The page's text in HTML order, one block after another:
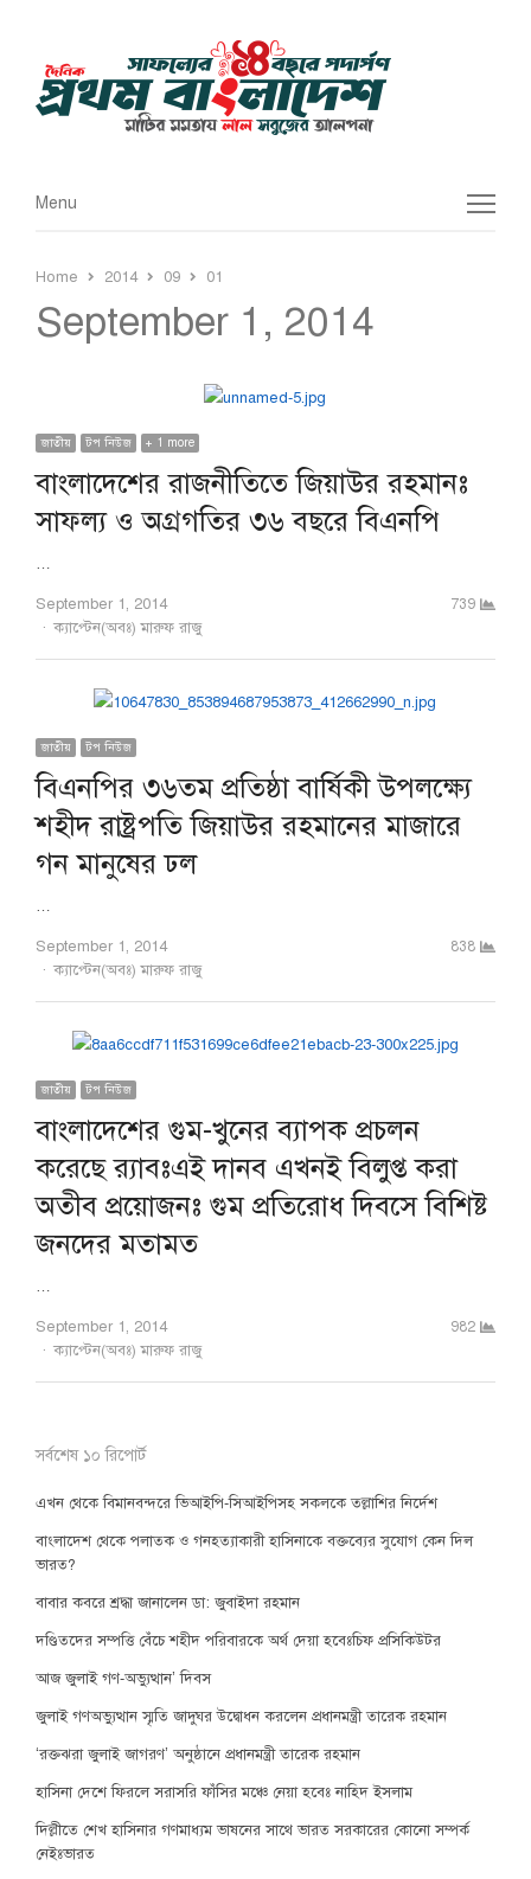
Menu
Menu
Home 2014 09 01
September 1, 2014
জাতীয় টপ নিউজ + 1 more
বাংলাদেশের রাজনীতিতে জিয়াউর রহমানঃ
সাফল্য ও অগ্রগতির ৩৬ বছরে বিএনপি​
…
September 1, 2014
Author
ক্যাপ্টেন(অবঃ) মারুফ রাজু
739
জাতীয় টপ নিউজ
বিএনপির ৩৬তম প্রতিষ্ঠা বার্ষিকী উপলক্ষ্যে
শহীদ রাষ্ট্রপতি জিয়াউর রহমানের মাজারে
গন মানুষের ঢল
…
September 1, 2014
Author
ক্যাপ্টেন(অবঃ) মারুফ রাজু
838
জাতীয় টপ নিউজ
বাংলাদেশের গুম-খুনের ব্যাপক প্রচলন
করেছে র‍্যাবঃএই দানব এখনই বিলুপ্ত করা
অতীব প্রয়োজনঃ গুম প্রতিরোধ দিবসে বিশিষ্ট
জনদের মতামত
…
September 1, 2014
Author
ক্যাপ্টেন(অবঃ) মারুফ রাজু
982
সর্বশেষ ১০ রিপোর্ট
এখন থেকে বিমানবন্দরে ভিআইপি-সিআইপিসহ সকলকে তল্লাশির নির্দেশ
বাংলাদেশ থেকে পলাতক ও গনহত্যাকারী হাসিনাকে বক্তব্যের সুযোগ কেন দিল
ভারত?
বাবার কবরে শ্রদ্ধা জানালেন ডা: জুবাইদা রহমান
দণ্ডিতদের সম্পত্তি বেঁচে শহীদ পরিবারকে অর্থ দেয়া হবেঃচিফ প্রসিকিউটর
আজ জুলাই গণ-অভ্যুত্থান’ দিবস
জুলাই গণঅভ্যুত্থান স্মৃতি জাদুঘর উদ্বোধন করলেন প্রধানমন্ত্রী তারেক রহমান
‘রক্তঝরা জুলাই জাগরণ’ অনুষ্ঠানে প্রধানমন্ত্রী তারেক রহমান
হাসিনা দেশে ফিরলে সরাসরি ফাঁসির মঞ্চে নেয়া হবেঃ নাহিদ ইসলাম
দিল্লীতে শেখ হাসিনার গণমাধ্যম ভাষনের সাথে ভারত সরকারের কোনো সম্পর্ক
নেইঃভারত